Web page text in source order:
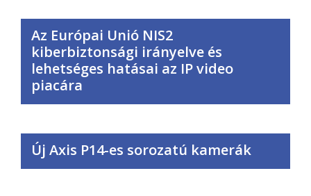
Az Európai Unió NIS2
kiberbiztonsági irányelve és
lehetséges hatásai az IP video
piacára
Új Axis P14-es sorozatú kamerák